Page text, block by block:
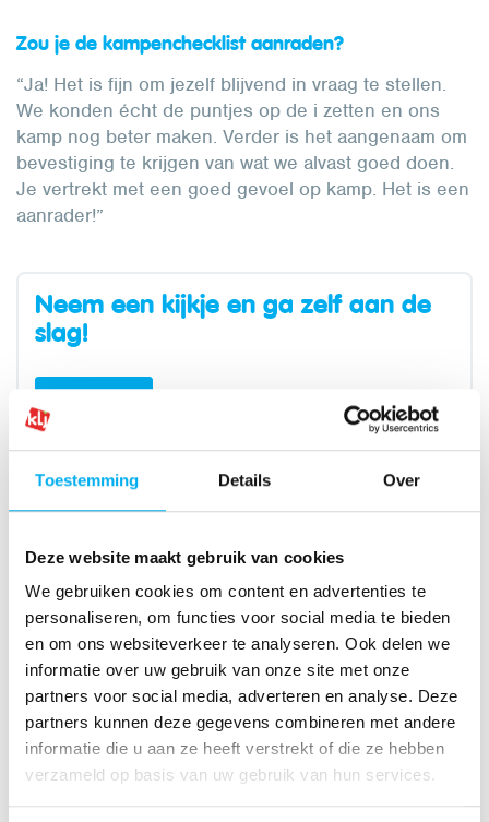
Toestemming Details Over
Deze website maakt gebruik van cookies
We gebruiken cookies om content en advertenties te
personaliseren, om functies voor social media te bieden
en om ons websiteverkeer te analyseren. Ook delen we
informatie over uw gebruik van onze site met onze
partners voor social media, adverteren en analyse. Deze
partners kunnen deze gegevens combineren met andere
informatie die u aan ze heeft verstrekt of die ze hebben
verzameld op basis van uw gebruik van hun services.
Zou je de kampenchecklist aanraden?
“Ja! Het is fijn om jezelf blijvend in vraag te stellen.
We konden écht de puntjes op de i zetten en ons
kamp nog beter maken. Verder is het aangenaam om
bevestiging te krijgen van wat we alvast goed doen.
Je vertrekt met een goed gevoel op kamp. Het is een
aanrader!”
Neem een kijkje en ga zelf aan de
slag!
Vragen?
Levi Van Deun
Teamverantwoordelijke
Levi.vanDeun@klj.be